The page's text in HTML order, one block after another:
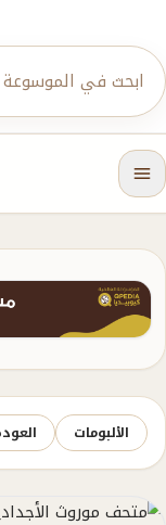
الألبومات